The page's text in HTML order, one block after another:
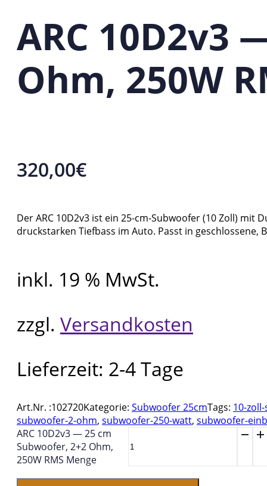
ARC 10D2v3
Ohm, 250W
320,00€
Der ARC 10D2v3 ist ein 25-cm-Subwoofer (10 Zoll) mit
druckstarken Tiefbass im Auto. Passt in geschlossene,
inkl. 19 % MwSt.
zzgl. Versandkosten
Lieferzeit: 2-4 Tage
Art.Nr. :102720Kategorie: Subwoofer 25cmTags: 10-
subwoofer-2-ohm, subwoofer-250-watt, subwoofer-
ARC 10D2v3 — 25 cm
Subwoofer, 2+2 Ohm,
250W RMS Menge